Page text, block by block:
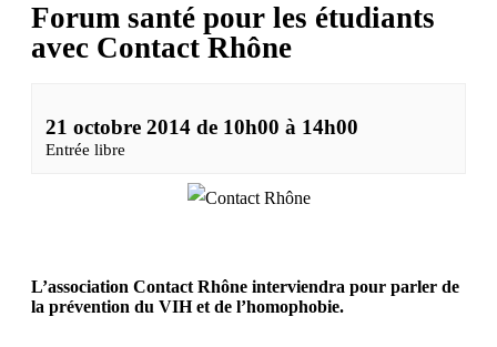
Forum santé pour les étudiants
avec Contact Rhône
21 octobre 2014 de 10h00 à 14h00
Entrée libre
L’association Contact Rhône interviendra pour parler de
la prévention du VIH et de l’homophobie.